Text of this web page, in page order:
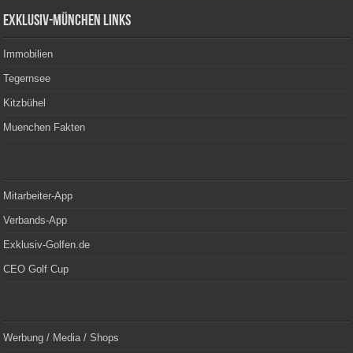
Exklusiv-München Links
Immobilien
Tegernsee
Kitzbühel
Muenchen Fakten
Mitarbeiter-App
Verbands-App
Exklusiv-Golfen.de
CEO Golf Cup
Werbung / Media / Shops